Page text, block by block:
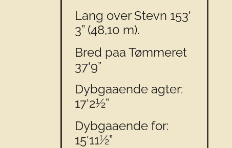
Lang over Stevn 153'
3” (48,10 m).
Bred paa Tømmeret
37'9”
Dybgaaende agter:
17'2½”
Dybgaaende for:
15'11½”